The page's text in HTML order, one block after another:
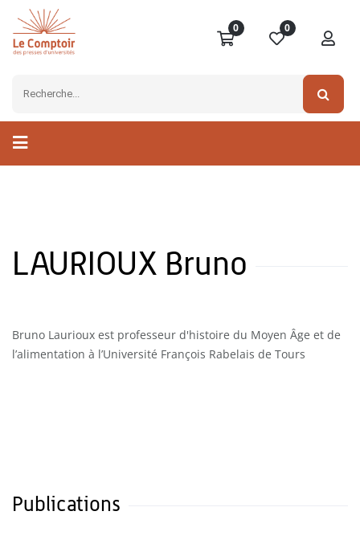
0 0
LAURIOUX Bruno
Bruno Laurioux est professeur d'histoire du Moyen Âge et de
l’alimentation à l’Université François Rabelais de Tours
Publications